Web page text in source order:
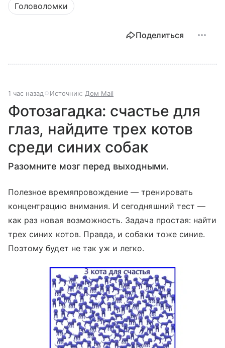
Головоломки
Поделиться
1 час назад Источник: Дом Mail
Фотозагадка: счастье для
глаз, найдите трех котов
среди синих собак
Разомните мозг перед выходными.
Полезное времяпровождение — тренировать
концентрацию внимания. И сегодняшний тест —
как раз новая возможность. Задача простая: найти
трех синих котов. Правда, и собаки тоже синие.
Поэтому будет не так уж и легко.